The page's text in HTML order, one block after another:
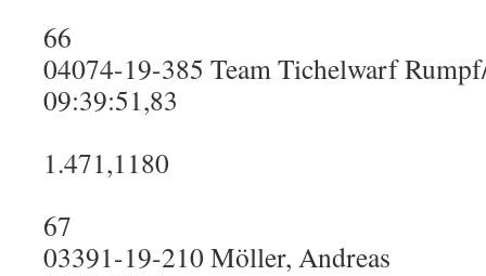
66
04074-19-385 Team Tichelwarf
09:39:51,83
1.471,1180
67
03391-19-210 Möller, Andreas